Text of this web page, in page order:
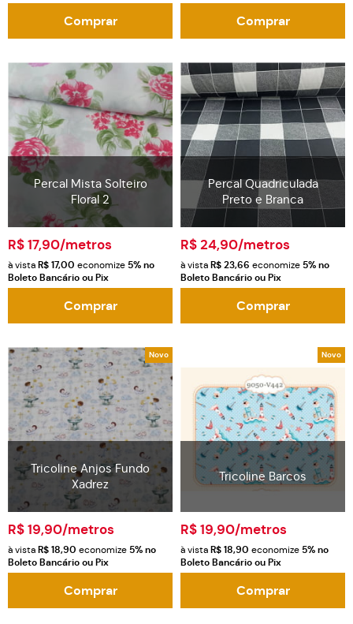
Comprar Comprar
Percal Mista Solteiro
Floral 2
R$ 17,90/metros
à vista R$ 17,00 economize 5%no
Boleto Bancário ou Pix
Comprar
Percal Quadriculada
Preto e Branca
R$ 24,90/metros
à vista R$ 23,66 economize 5%no
Boleto Bancário ou Pix
Comprar
Novo
Tricoline Anjos Fundo
Xadrez
R$ 19,90/metros
à vista R$ 18,90 economize 5%no
Boleto Bancário ou Pix
Comprar
Novo
Tricoline Barcos
R$ 19,90/metros
à vista R$ 18,90 economize 5%no
Boleto Bancário ou Pix
Comprar